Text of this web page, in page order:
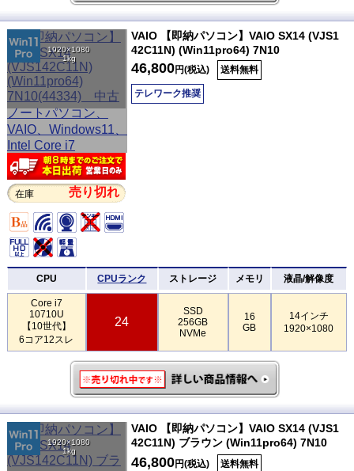
1920×1080
1kg
在庫 売り切れ
VAIO 【即納パソコン】VAIO SX14 (VJS1
42C11N) (Win11pro64) 7N10
46,800円(税込) 送料無料
テレワーク推奨
CPU CPUランク ストレージ メモリ 液晶/解像度
Core i7
10710U
【10世代】
6コア12スレ
24
SSD
256GB
NVMe
16
GB
14インチ
1920×1080
1920×1080
1kg
VAIO 【即納パソコン】VAIO SX14 (VJS1
42C11N) ブラウン (Win11pro64) 7N10
46,800円(税込) 送料無料